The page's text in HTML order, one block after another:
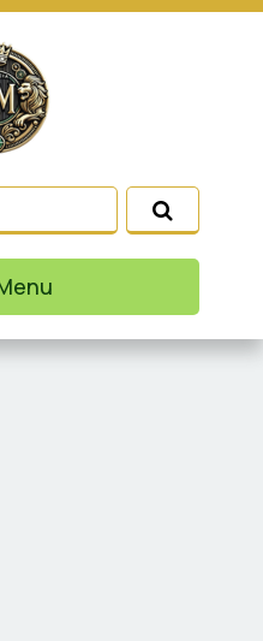
você usa
produtos
de
Leia
de